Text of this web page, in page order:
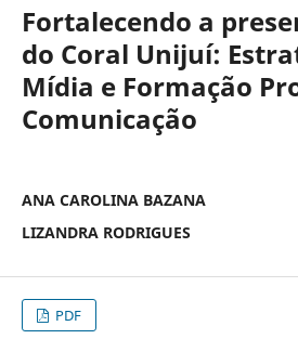
Fortalecendo a
do Coral Unijuí:
Mídia e Formação
Comunicação
ANA CAROLINA BAZANA
LIZANDRA RODRIGUES
PDF